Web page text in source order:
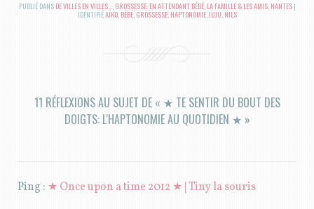
PUBLIÉ DANS DE VILLES EN VILLES..., GROSSESSE: EN ATTENDANT BÉBÉ, LA FAMILLE & LES AMIS, NANTES |
IDENTIFIÉAÏKO, BÉBÉ, GROSSESSE, HAPTONOMIE,JUJU, NILS
11 RÉFLEXIONS AU SUJET DE « ★ TE SENTIR DU BOUT DES
DOIGTS: L'HAPTONOMIE AU QUOTIDIEN ★ »
Ping : ★ Once upon a time 2012 ★ | Tiny la souris